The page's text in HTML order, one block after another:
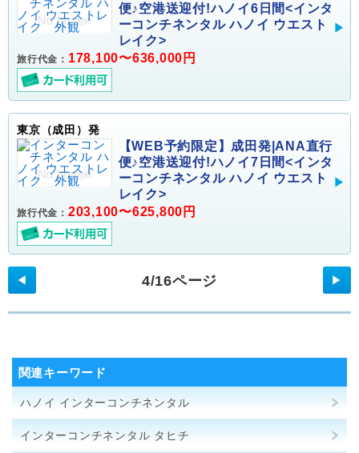
便♪空港送迎付!ハノイ6日間<インタ
ーコンチネンタル ハノイ ウエスト
レイク>
旅行代金： 178,100〜636,000円
東京（成田）発
【WEB予約限定】成田発|ANA直行
便♪空港送迎付!ハノイ7日間<インタ
ーコンチネンタル ハノイ ウエスト
レイク>
旅行代金： 203,100〜625,800円
◀ 4/16ページ ▶
関連キーワード
ハノイ インターコンチネンタル
インターコンチネンタル タヒチ